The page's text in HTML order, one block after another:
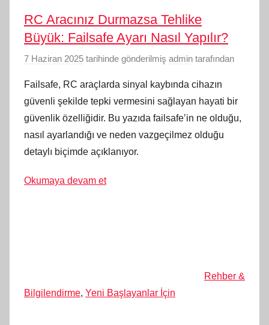
RC Aracınız Durmazsa Tehlike
Büyük: Failsafe Ayarı Nasıl Yapılır?
7 Haziran 2025 tarihinde gönderilmiş admin tarafından
Failsafe, RC araçlarda sinyal kaybında cihazın
güvenli şekilde tepki vermesini sağlayan hayati bir
güvenlik özelliğidir. Bu yazıda failsafe’in ne olduğu,
nasıl ayarlandığı ve neden vazgeçilmez olduğu
detaylı biçimde açıklanıyor.
Okumaya devam et
Rehber &
Bilgilendirme, Yeni Başlayanlar İçin